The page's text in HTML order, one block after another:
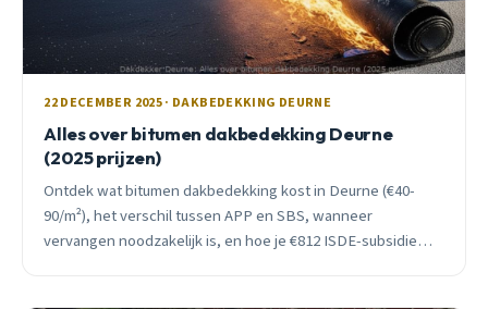
22 DECEMBER 2025 · DAKBEDEKKING DEURNE
Alles over bitumen dakbedekking Deurne
(2025 prijzen)
Ontdek wat bitumen dakbedekking kost in Deurne (€40-
90/m²), het verschil tussen APP en SBS, wanneer
vervangen noodzakelijk is, en hoe je €812 ISDE-subsidie